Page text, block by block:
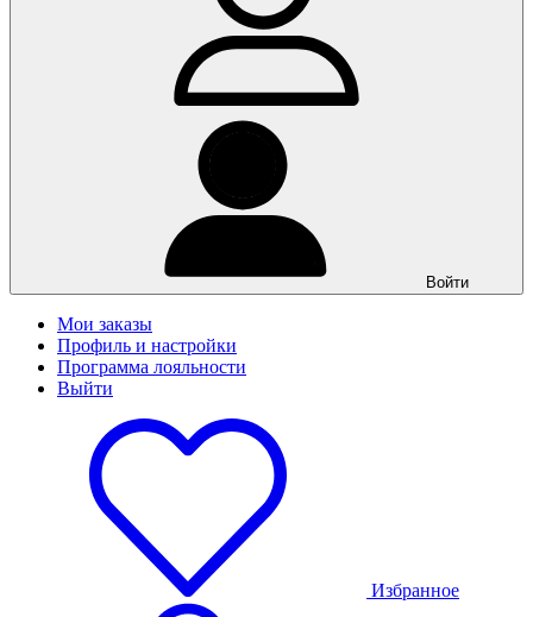
Войти
Мои заказы
Профиль и настройки
Программа лояльности
Выйти
Избранное